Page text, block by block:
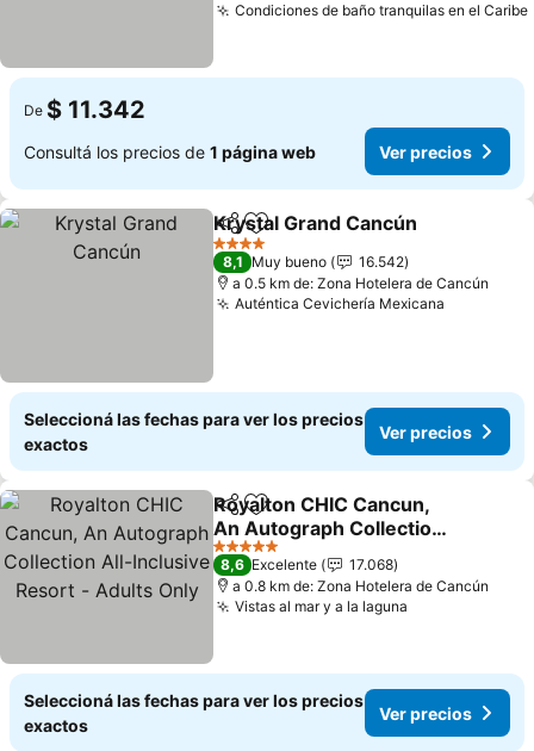
Condiciones de baño tranquilas en el Caribe
De $ 11.342
Consultá los precios de 1 página web Ver precios
CompartirAñadir a favoritos
Krystal Grand Cancún
4 Estrellas
8,1 Muy bueno
16.542
a 0.5 km de: Zona Hotelera de Cancún
Auténtica Cevichería Mexicana
Seleccioná las fechas para ver los precios
exactos
Ver precios
CompartirAñadir a favoritos
Royalton CHIC Cancun,
An Autograph Collection
All-Inclusive Resort -
Adults Only
Ver precios
5 Estrellas
8,6 Excelente
17.068
a 0.8 km de: Zona Hotelera de Cancún
Vistas al mar y a la laguna
Seleccioná las fechas para ver los precios
exactos
Ver precios